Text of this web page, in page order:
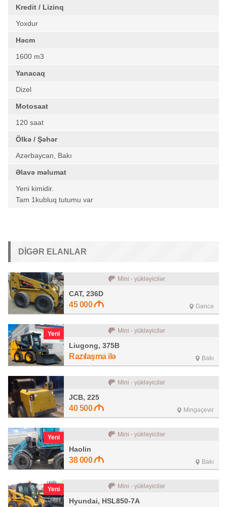
Kredit / Lizinq
Yoxdur
Həcm
1600 m3
Yanacaq
Dizel
Motosaat
120 saat
Ölkə / Şəhər
Azərbaycan, Bakı
Əlavə məlumat
Yeni kimidir.
Tam 1kubluq tutumu var
DIGƏR ELANLAR
Mini - yükləyicilər
CAT, 236D
45 000 Gəncə
Yeni Mini - yükləyicilər
Liugong, 375B
Razılaşma ilə Bakı
Mini - yükləyicilər
JCB, 225
40 500 Mingəçevir
Yeni Mini - yükləyicilər
Haolin
38 000 Bakı
Yeni Mini - yükləyicilər
Hyundai, HSL850-7A